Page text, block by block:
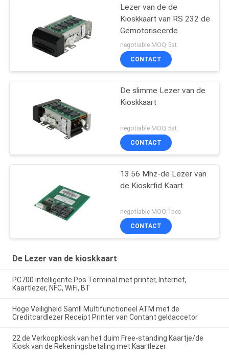
Lezer van de de
Kioskkaart van RS 232 de
Gemotoriseerde
negotiable MOQ:5st
CONTACT
De slimme Lezer van de
Kioskkaart
negotiable MOQ:5st
CONTACT
13.56 Mhz-de Lezer van
de Kioskrfid Kaart
negotiable MOQ:1pcs
CONTACT
De Lezer van de kioskkaart
PC700 intelligente Pos Terminal met printer, Internet,
Kaartlezer, NFC, WiFi, BT
Hoge Veiligheid Samll Multifunctioneel ATM met de
Creditcardlezer Receipt Printer van Contant geldaccetor
22 de Verkoopkiosk van het duim Free-standing Kaartje/de
Kiosk van de Rekeningsbetaling met Kaartlezer